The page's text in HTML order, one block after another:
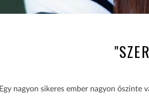
Egy nagyon sikeres ember nagyon őszinte